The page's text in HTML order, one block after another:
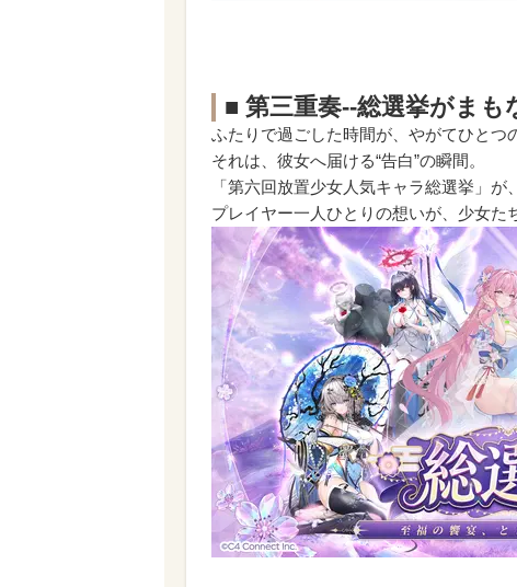
■ 第三重奏--総選挙がまも
ふたりで過ごした時間が、やがてひとつ
それは、彼女へ届ける“告白”の瞬間。
「第六回放置少女人気キャラ総選挙」が
プレイヤー一人ひとりの想いが、少女た